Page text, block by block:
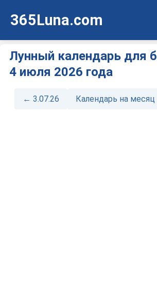
365Luna.com
Лунный календарь для
4 июля 2026 года
← 3.07.26 Календарь на месяц